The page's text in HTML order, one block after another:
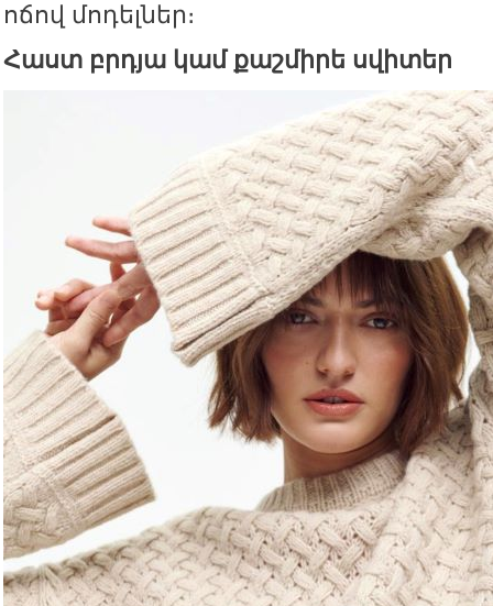
ոճով մոդելներ։
Հաստ բրդյա կամ քաշմիրե սվիտեր